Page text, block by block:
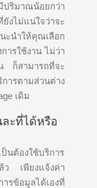
ปริมาณน้อยกว่า
ไม่แน่ใจว่าจะ
ะนำให้คุณเลือก
ารใช้งาน ไม่ว่า
ก็สามารถที่จะ
ารตามส่วนต่าง
เดิม
ะที่ได้หรือ
นต้องใช้บริการ
ว เพียงแจ้งค่า
รข้อมูลได้เองที่